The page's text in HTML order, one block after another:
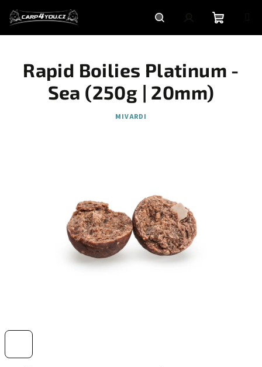
obsah
HledatPřihlášeníNákupní
košík
Rapid Boilies Platinum -
Sea (250g | 20mm)
MIVARDI